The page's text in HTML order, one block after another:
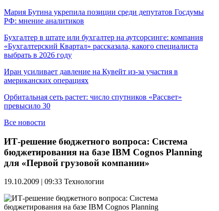
Мария Бутина укрепила позиции среди депутатов Госдумы
РФ: мнение аналитиков
Бухгалтер в штате или бухгалтер на аутсорсинге: компания
«Бухгалтерский Квартал» рассказала, какого специалиста
выбрать в 2026 году
Иран усиливает давление на Кувейт из-за участия в
американских операциях
Орбитальная сеть растет: число спутников «Рассвет»
превысило 30
Все новости
ИТ-решение бюджетного вопроса: Система
бюджетирования на базе IBM Cognos Planning
для «Первой грузовой компании»
19.10.2009 | 09:33 Технологии